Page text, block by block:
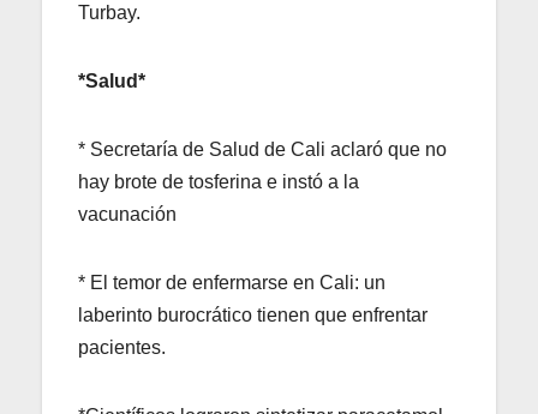
Turbay.
*Salud*
* Secretaría de Salud de Cali aclaró que no
hay brote de tosferina e instó a la
vacunación
* El temor de enfermarse en Cali: un
laberinto burocrático tienen que enfrentar
pacientes.